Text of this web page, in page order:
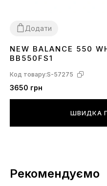
Додати
3637 3843
NEW BALANCE 550
BB550FS1
Код товару:S-57275
3650 грн
ШВИДКА
Рекомендуємо